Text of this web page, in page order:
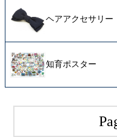
ヘアアクセサリー
知育ポスター